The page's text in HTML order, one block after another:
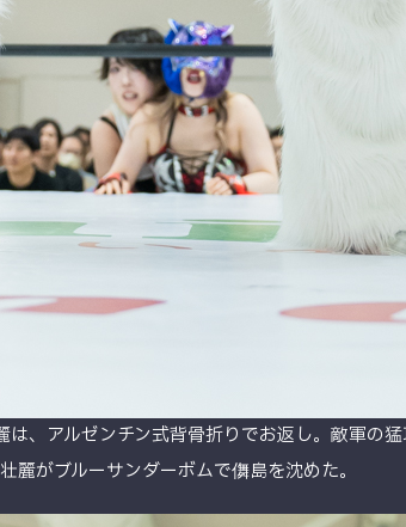
、アルゼンチン式背骨折りでお返し。敵軍の
がブルーサンダーボムで儛島を沈めた。